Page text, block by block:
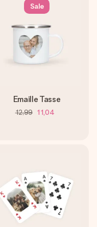
Sale
Emaille Tasse
12,99 11,04